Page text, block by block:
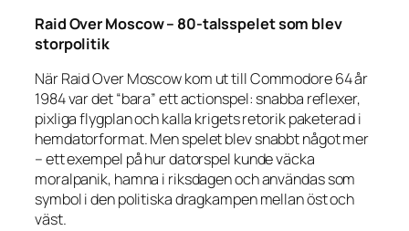
Raid Over Moscow – 80-talsspelet som blev
storpolitik
NärRaid Over Moscowkom ut till Commodore 64 år
1984 var det “bara” ett actionspel: snabba reflexer,
pixliga flygplan och kalla krigets retorik paketerad i
hemdatorformat. Men spelet blev snabbt något mer
– ett exempel på hur datorspel kunde väcka
moralpanik, hamna i riksdagen och användas som
symbol i den politiska dragkampen mellan öst och
väst.